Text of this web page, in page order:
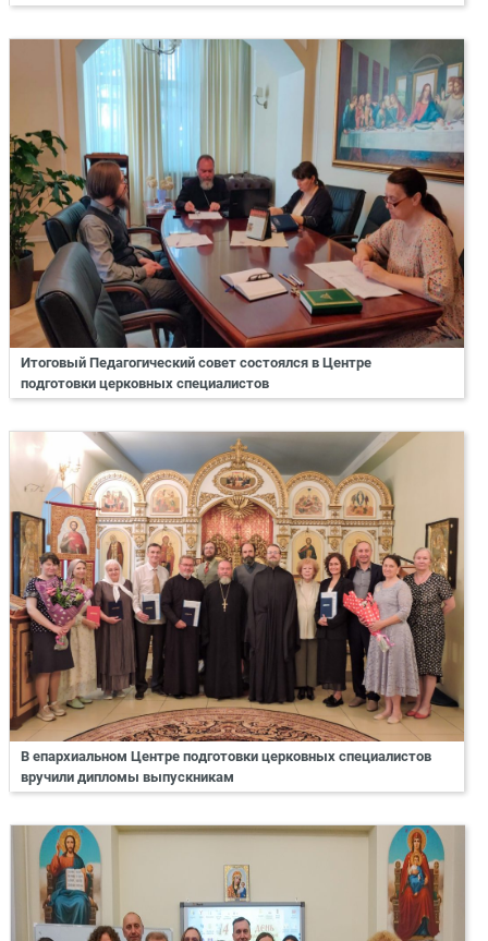
Итоговый Педагогический совет состоялся в Центре
подготовки церковных специалистов
В епархиальном Центре подготовки церковных специалистов
вручили дипломы выпускникам